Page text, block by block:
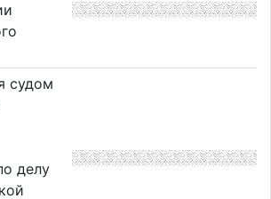
судом
делу